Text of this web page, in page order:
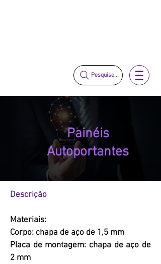
Pesquise...
Painéis
Autoportantes
Descrição
Materiais:
Corpo: chapa de aço de 1,5 mm
Placa de montagem: chapa de aço de
2 mm